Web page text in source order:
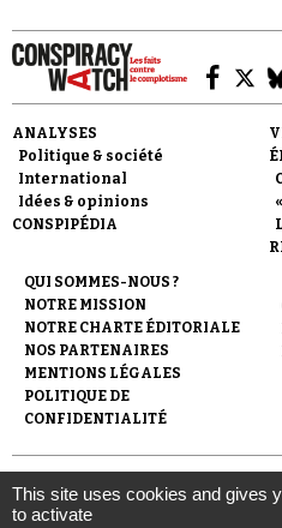
Faire un
ANALYSES
Politique & société
International
Idées & opinions
CONSPIPÉDIA
QUI SOMMES-NOUS ?
NOTRE MISSION
NOTRE CHARTE ÉDITORIALE
NOS PARTENAIRES
MENTIONS LÉGALES
POLITIQUE DE
CONFIDENTIALITÉ
© 2007- 2026 Conspiracy Watch
l'Observatoire du conspirationnisme
le soutien de la Fondation pour la
This site uses cookies and gives
to activate